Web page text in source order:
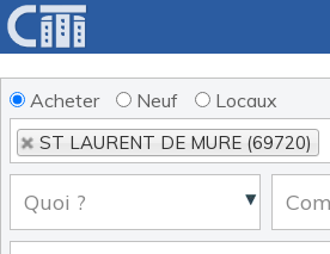
Acheter Neuf Locaux
ST LAURENT DE MURE (69720)